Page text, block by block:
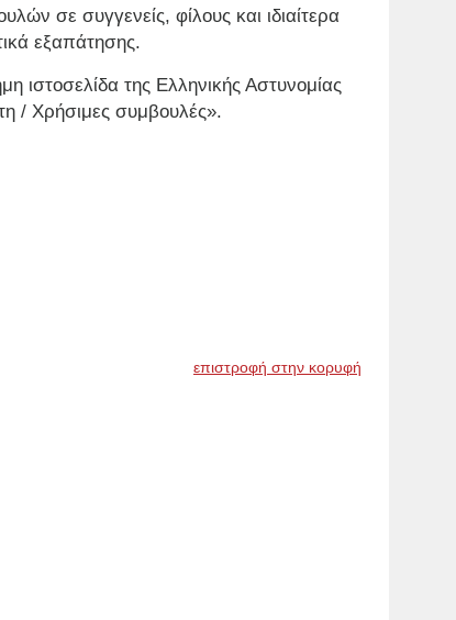
σε συγγενείς, φίλους και ιδιαίτερα
εξαπάτησης.
ιστοσελίδα της Ελληνικής Αστυνομίας
/ Χρήσιμες συμβουλές».
επιστροφή στην κορυφή